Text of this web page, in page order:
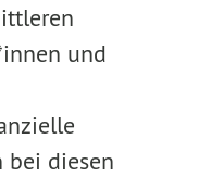
und
bei diesen